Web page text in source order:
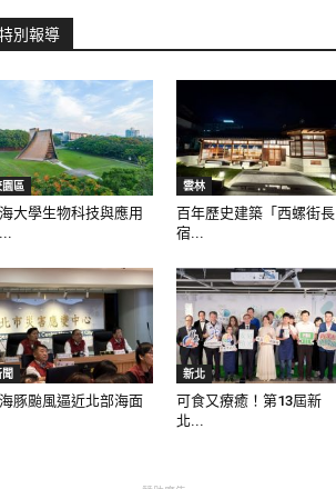
別報導
區
大學生物科技與應用
雲林
百年歷史建築「西螺街長
宿...
豚颱風逼近北部海面
新北
可食又療癒！第13屆新
北...